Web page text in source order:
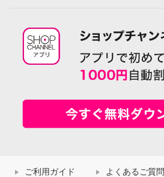
ご利用ガイド よくあるご質問